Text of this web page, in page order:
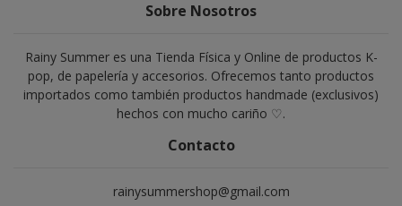
Sobre Nosotros
Rainy Summer es una Tienda Física y Online de productos K-
pop, de papelería y accesorios. Ofrecemos tanto productos
importados como también productos handmade (exclusivos)
hechos con mucho cariño ♡.
Contacto
rainysummershop@gmail.com